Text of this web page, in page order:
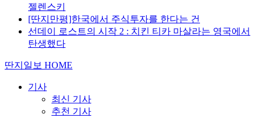
젤렌스키
[딴지만평]한국에서 주식투자를 한다는 건
선데이 로스트의 시작 2 : 치킨 티카 마살라는 영국에서
탄생했다
딴지일보 HOME
기사
최신 기사
추천 기사